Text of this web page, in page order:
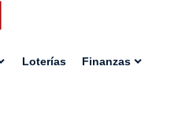
Loterías Finanzas